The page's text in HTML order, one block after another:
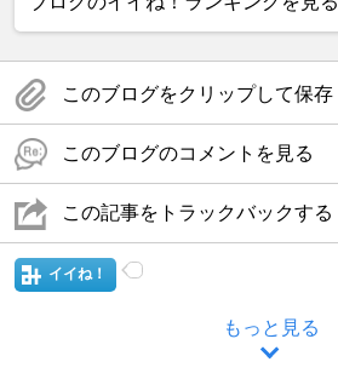
このブログをクリップして保存
このブログのコメントを見る
この記事をトラックバックする
イイね！
もっと見る